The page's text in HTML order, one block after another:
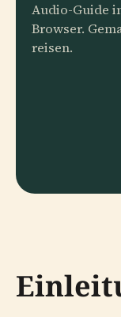
Audio-Guide
Browser.
reisen.